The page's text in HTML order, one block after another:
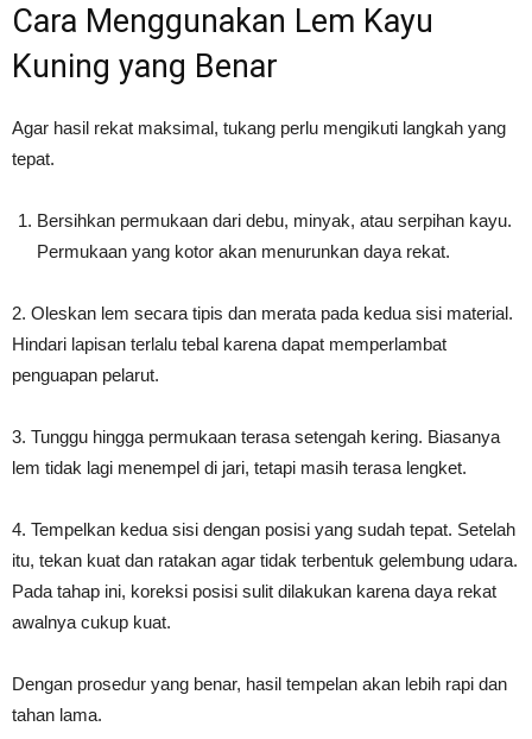
Cara Menggunakan Lem Kayu
Kuning yang Benar
Agar hasil rekat maksimal, tukang perlu mengikuti langkah yang
tepat.
Bersihkan permukaan dari debu, minyak, atau serpihan kayu.
Permukaan yang kotor akan menurunkan daya rekat.
2. Oleskan lem secara tipis dan merata pada kedua sisi material.
Hindari lapisan terlalu tebal karena dapat memperlambat
penguapan pelarut.
3. Tunggu hingga permukaan terasa setengah kering. Biasanya
lem tidak lagi menempel di jari, tetapi masih terasa lengket.
4. Tempelkan kedua sisi dengan posisi yang sudah tepat. Setelah
itu, tekan kuat dan ratakan agar tidak terbentuk gelembung udara.
Pada tahap ini, koreksi posisi sulit dilakukan karena daya rekat
awalnya cukup kuat.
Dengan prosedur yang benar, hasil tempelan akan lebih rapi dan
tahan lama.